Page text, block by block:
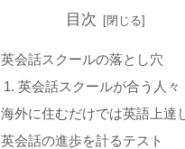
目次
英会話スクールの落とし穴
英会話スクールが合う人々
海外に住むだけでは英語上達
英会話の進歩を計るテスト